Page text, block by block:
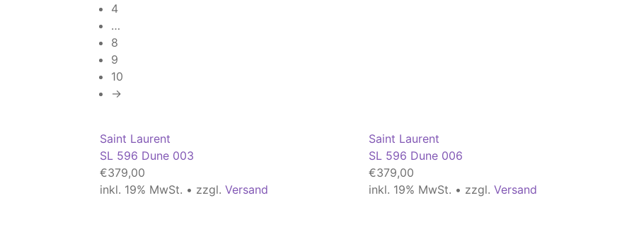
4
…
8
9
10
→
Saint Laurent
SL 596 Dune 003
€379,00
inkl. 19% MwSt. • zzgl. Versand
Saint Laurent
SL 596 Dune 006
€379,00
inkl. 19% MwSt. • zzgl. Versand